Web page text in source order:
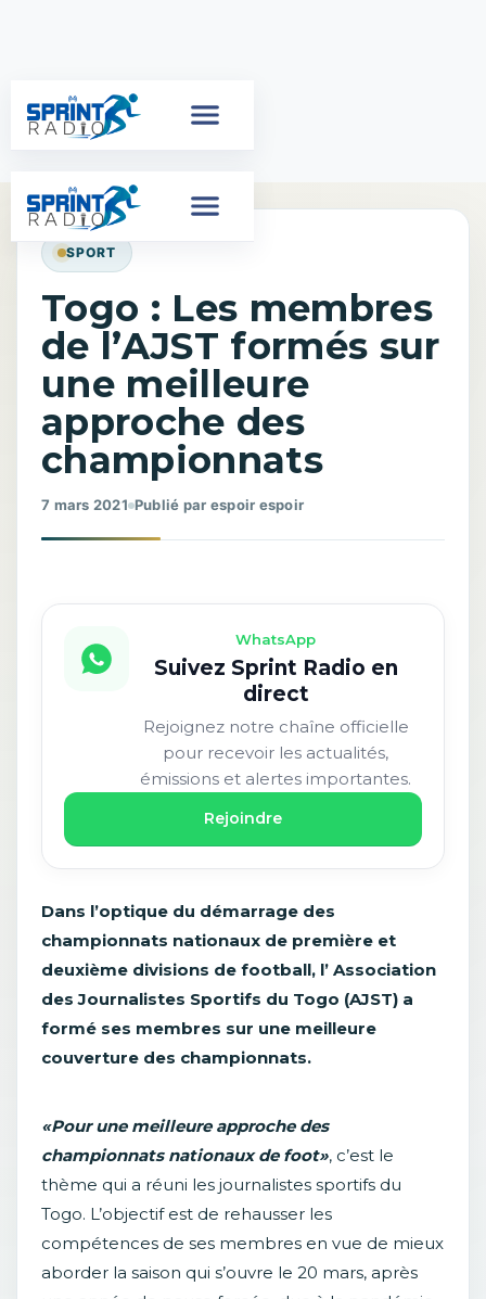
SPORT
Togo : Les membres
de l’AJST formés sur
une meilleure
approche des
championnats
7 mars 2021 Publié par espoir espoir
WhatsApp
Suivez Sprint Radio en
direct
Rejoignez notre chaîne officielle
pour recevoir les actualités,
émissions et alertes importantes.
Rejoindre
Dans l’optique du démarrage des
championnats nationaux de première et
deuxième divisions de football, l’ Association
des Journalistes Sportifs du Togo (AJST) a
formé ses membres sur une meilleure
couverture des championnats.
«Pour une meilleure approche des
championnats nationaux de foot», c’est le
thème qui a réuni les journalistes sportifs du
Togo. L’objectif est de rehausser les
compétences de ses membres en vue de mieux
aborder la saison qui s’ouvre le 20 mars, après